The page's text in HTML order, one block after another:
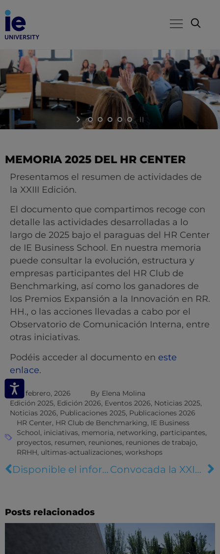
MEMORIA 2025 DEL HR CENTER
Presentamos el resumen de actividades de
la XXIII Edición.
El documento que compartimos recoge con
detalle las actividades desarrolladas a lo
largo de 2025 bajo el paraguas del HR Center
de IE Business School. En nuestra memoria
puede consultar la evolución, estructura y
empresas participantes del HR Club de
Benchmarking, así como los ganadores de
los Premios Expansión a la Innovación en RR.
HH., o las acciones llevadas a cabo por el
Observatorio de Comunicación Interna, entre
otras iniciativas.
Podéis acceder al documento en este
enlace.
10 febrero, 2026 By Elena Molina
Edición 2025, Edición 2026, Eventos 2026, Noticias 2025,
Noticias 2026, Publicaciones 2025, Publicaciones 2026
HR Center, HR Club de Benchmarking, IE Business
School, iniciativas, memoria, networking, participantes,
proyectos, resumen, reuniones, reuniones de trabajo,
RRHH, ultimas-actualizaciones, workshops
Disponible el informe de los Premios Expansión 2025 Convocada la XXIV Edición de los Premios Expansión
Posts relacionados